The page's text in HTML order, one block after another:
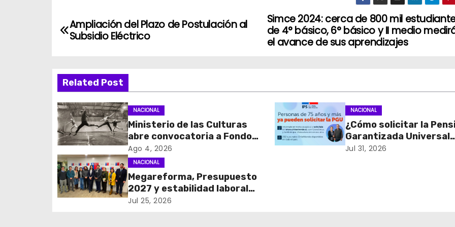
N
e
g
a
c
i
ó
Simce 2024: cerca de 800 mil
de 4° básico, 6° básico y II medio
el avance de sus aprendizajes
Ampliación del Plazo de Postulación al
Subsidio Eléctrico
Related Post
NACIONAL
Ministerio de las Culturas
abre convocatoria a Fondos
Cultura 2027 con foco en
transparencia, innovación y
acceso ciudadano
Ago 4, 2026
NACIONAL
¿Cómo solicitar la
Garantizada Universal
(PGU)?
Jul 31, 2026
NACIONAL
Megareforma, Presupuesto
2027 y estabilidad laboral
marcan reunión clave entre
Jul 25, 2026